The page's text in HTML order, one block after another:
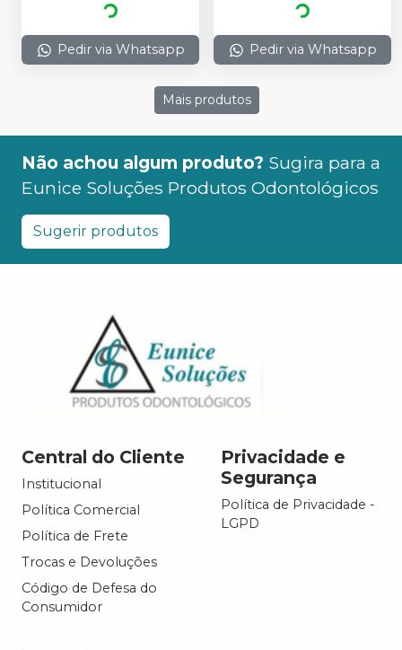
Pedir via Whatsapp Pedir via Whatsapp
Mais produtos
Não achou algum produto? Sugira para a
Eunice Soluções Produtos Odontológicos
Sugerir produtos
Central do Cliente
Institucional
Política Comercial
Política de Frete
Trocas e Devoluções
Código de Defesa do
Consumidor
Privacidade e
Segurança
Política de Privacidade -
LGPD